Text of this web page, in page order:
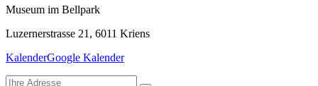
Museum im Bellpark
Luzernerstrasse 21, 6011 Kriens
KalenderGoogle Kalender